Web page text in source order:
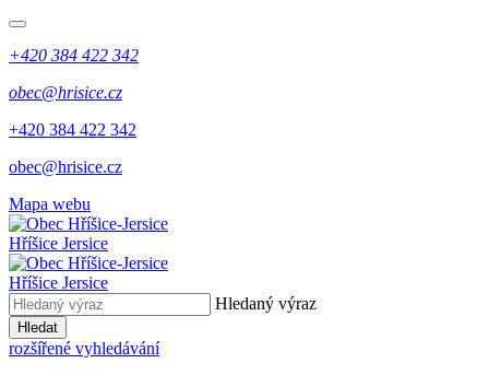
+420 384 422 342
obec@hrisice.cz
+420 384 422 342
obec@hrisice.cz
Mapa webu
Hříšice Jersice
Hříšice Jersice
Hledaný výraz
Hledat
rozšířené vyhledávání